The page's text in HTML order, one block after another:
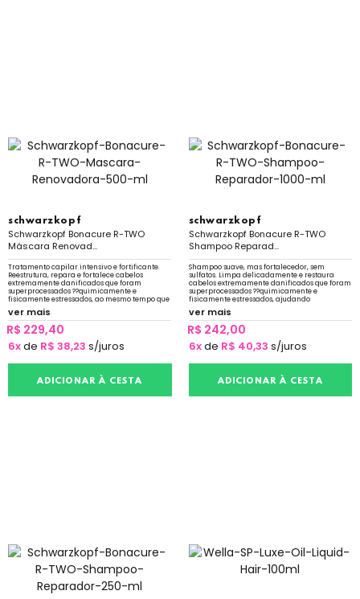
schwarzkopf
Schwarzkopf Bonacure R-TWO
Máscara Renovad...
Tratamento capilar intensivo e fortificante.
Reestrutura, repara e fortalece cabelos
extremamente danificados que foram
superprocessados ??quimicamente e
fisicamente estressados, ao mesmo tempo que
desembaraça, nutre e melhora a
penteabilidade.
ver mais
R$ 229,40
6xde R$ 38,23 s/juros
ADICIONAR À CESTA
schwarzkopf
Schwarzkopf Bonacure R-TWO
Shampoo Reparad...
Shampoo suave, mas fortalecedor, sem
sulfatos. Limpa delicadamente e restaura
cabelos extremamente danificados que foram
superprocessados ??quimicamente e
fisicamente estressados, ajudando
ativamente no processo de recuperação.
ver mais
R$ 242,00
6xde R$ 40,33 s/juros
ADICIONAR À CESTA